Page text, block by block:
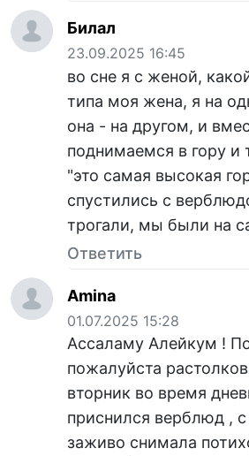
Билал
23.09.2025 16:45
во сне я с женой,
типа моя жена, я на
она - на другом, и
поднимаемся в гору и
"это самая высокая
спустились с
трогали, мы были на
Ответить
Amina
01.07.2025 15:28
Ассаламу Алейкум !
пожалуйста
вторник во время
приснился верблюд , с
заживо снимала